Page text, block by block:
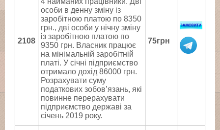
2108
особи в денну зміну із
заробітною платою по 8350
грн., дві особи у нічну зміну
із заробітною платою по
9350 грн. Власник працює
на мінімальній заробітній
платі. У січні підприємство
отримало дохід 86000 грн.
Розрахувати суму
податкових зобов’язань, які
повинне перерахувати
підприємство державі за
січень 2019 року.
75грн